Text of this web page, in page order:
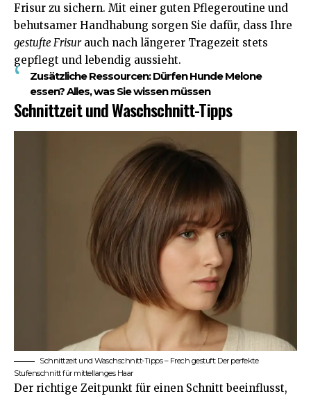
Frisur zu sichern. Mit einer guten Pflegeroutine und
behutsamer Handhabung sorgen Sie dafür, dass Ihre
gestufte Frisurauch nach längerer Tragezeit stets
gepflegt und lebendig aussieht.
Zusätzliche Ressourcen:Dürfen Hunde Melone
essen? Alles, was Sie wissen müssen
Schnittzeit und Waschschnitt-Tipps
Schnittzeit und Waschschnitt-Tipps – Frech gestuft: Der perfekte
Stufenschnitt für mittellanges Haar
Der richtige Zeitpunkt für einen Schnitt beeinflusst,